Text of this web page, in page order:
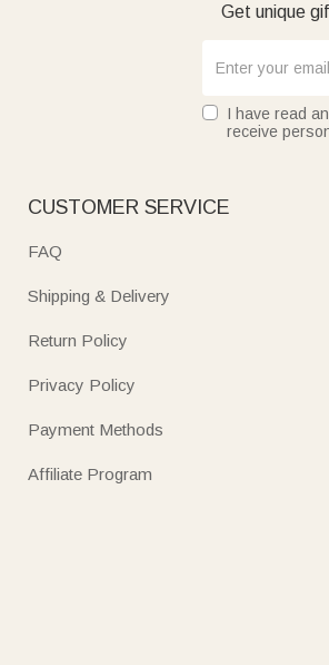
Get unique
I have read
receive
CUSTOMER SERVICE
FAQ
Shipping & Delivery
Return Policy
Privacy Policy
Payment Methods
Affiliate Program